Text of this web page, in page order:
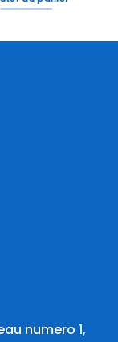
numero 1,